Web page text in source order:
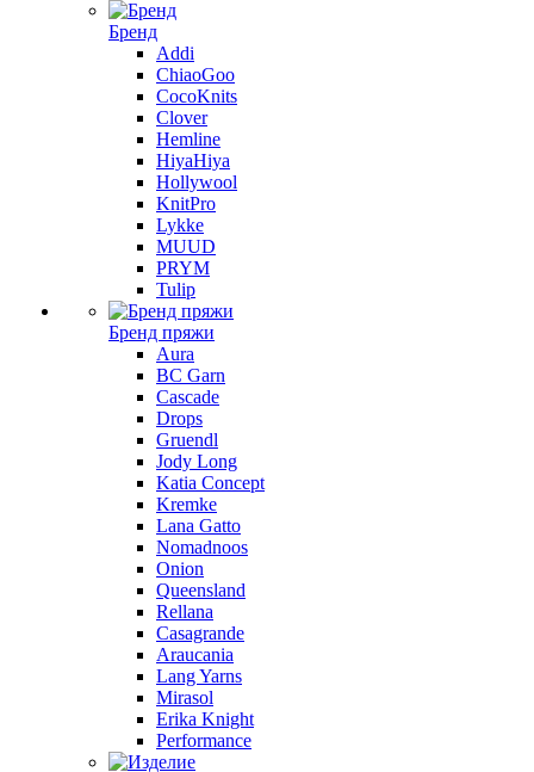
Бренд
Addi
ChiaoGoo
CocoKnits
Clover
Hemline
HiyaHiya
Hollywool
KnitPro
Lykke
MUUD
PRYM
Tulip
Бренд пряжи
Aura
BC Garn
Cascade
Drops
Gruendl
Jody Long
Katia Concept
Kremke
Lana Gatto
Nomadnoos
Onion
Queensland
Rellana
Casagrande
Araucania
Lang Yarns
Mirasol
Erika Knight
Performance